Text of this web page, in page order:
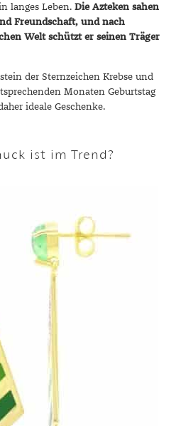
langes Leben. Die Azteken sahen
Freundschaft, und nach
Welt schützt er seinen Träger
der Sternzeichen Krebse und
Monaten Geburtstag
ideale Geschenke.
ist im Trend?